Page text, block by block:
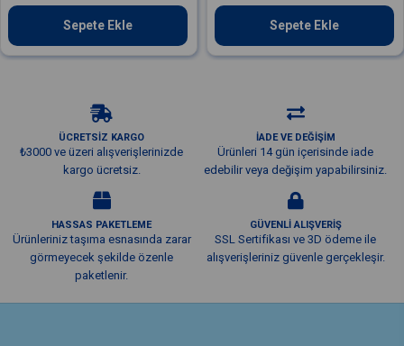
Sepete Ekle Sepete Ekle
ÜCRETSİZ KARGO
₺3000 ve üzeri alışverişlerinizde
kargo ücretsiz.
İADE VE DEĞİŞİM
Ürünleri 14 gün içerisinde iade
edebilir veya değişim yapabilirsiniz.
HASSAS PAKETLEME
Ürünleriniz taşıma esnasında zarar
görmeyecek şekilde özenle
paketlenir.
GÜVENLİ ALIŞVERİŞ
SSL Sertifikası ve 3D ödeme ile
alışverişleriniz güvenle gerçekleşir.